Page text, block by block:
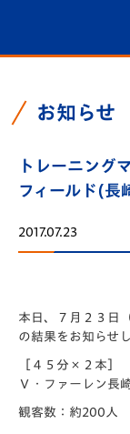
お知らせ
トレーニング
フィールド(長
2017.07.23
本日、７月２３日
の結果をお知らせし
［４５分×２本］
Ｖ・ファーレン
観客数：約200人